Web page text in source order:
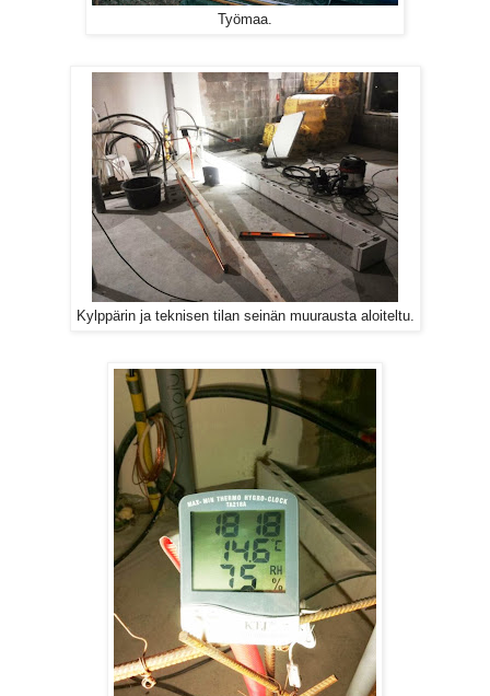
Työmaa.
Kylppärin ja teknisen tilan seinän muurausta aloiteltu.